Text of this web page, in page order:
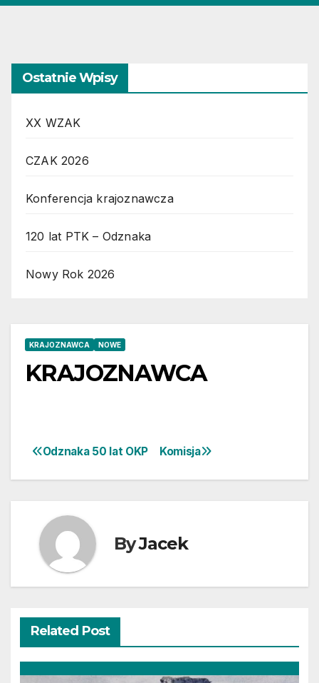
Ostatnie Wpisy
XX WZAK
CZAK 2026
Konferencja krajoznawcza
120 lat PTK – Odznaka
Nowy Rok 2026
KRAJOZNAWCA NOWE
KRAJOZNAWCA
Nawigacja
wpisu
Komisja
Odznaka 50 lat OKP
ByJacek
Related Post